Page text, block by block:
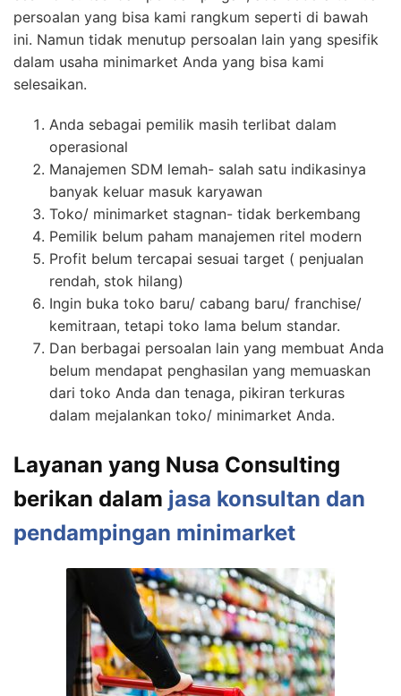
persoalan yang bisa kami rangkum seperti di bawah
ini. Namun tidak menutup persoalan lain yang spesifik
dalam usaha minimarket Anda yang bisa kami
selesaikan.
Anda sebagai pemilik masih terlibat dalam
operasional
Manajemen SDM lemah- salah satu indikasinya
banyak keluar masuk karyawan
Toko/ minimarket stagnan- tidak berkembang
Pemilik belum paham manajemen ritel modern
Profit belum tercapai sesuai target ( penjualan
rendah, stok hilang)
Ingin buka toko baru/ cabang baru/ franchise/
kemitraan, tetapi toko lama belum standar.
Dan berbagai persoalan lain yang membuat Anda
belum mendapat penghasilan yang memuaskan
dari toko Anda dan tenaga, pikiran terkuras
dalam mejalankan toko/ minimarket Anda.
Layanan yang Nusa Consulting
berikan dalam jasa konsultan dan
pendampingan minimarket